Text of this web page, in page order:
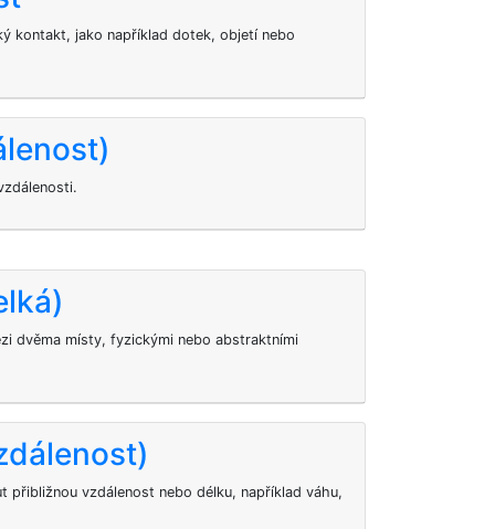
kontakt, jako například dotek, objetí nebo
dvěma místy, fyzickými nebo abstraktními
přibližnou vzdálenost nebo délku, například váhu,